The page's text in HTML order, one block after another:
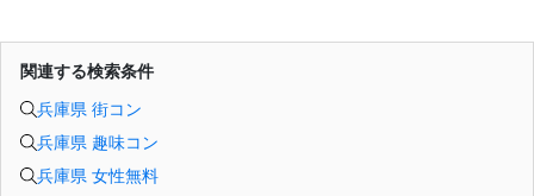
関連する検索条件
兵庫県 街コン
兵庫県 趣味コン
兵庫県 女性無料